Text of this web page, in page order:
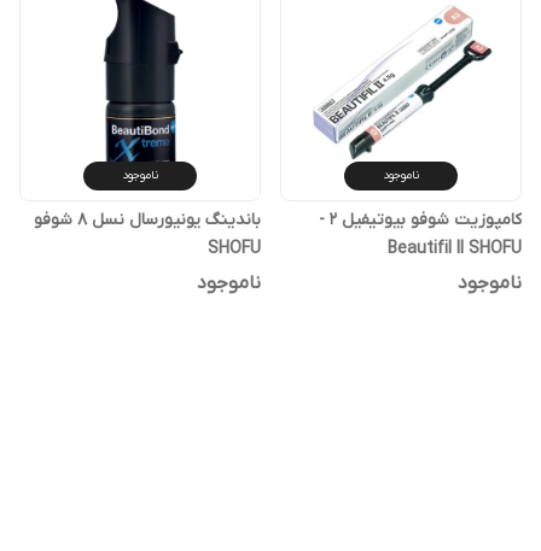
ناموجود
کامپوزیت شوفو بیوتیفیل 2 -
Beautifil II SHOFU
ناموجود
ناموجود
باندینگ یونیورسال نسل 8 شوفو
SHOFU
ناموجود